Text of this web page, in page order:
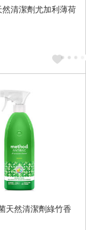
清潔劑尤加利薄荷
天然清潔劑綠竹香